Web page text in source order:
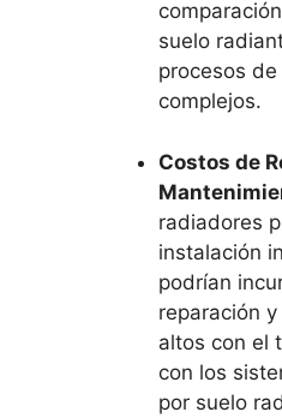
suelo
procesos
complejos.
Costos de
radiadores
instalación
podrían
reparación
altos con el
con los
por suelo